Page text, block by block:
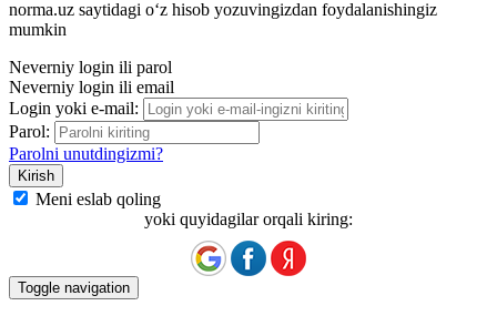
norma.uz saytidagi oʻz hisob yozuvingizdan foydalanishingiz
mumkin
Neverniy login ili parol
Neverniy login ili email
Login yoki e-mail:
Parol:
Parolni unutdingizmi?
Meni eslab qoling
yoki quyidagilar orqali kiring:
Toggle navigation